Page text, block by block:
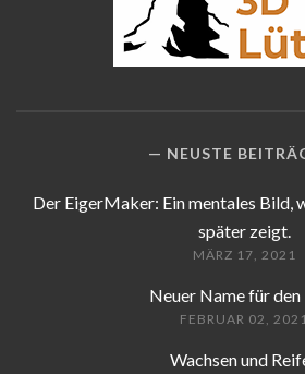
NEUSTE
Der EigerMaker: Ein mentales Bild,
später zeigt.
MÄRZ 17, 2021
Neuer Name für
FEBRUAR 02,
Wachsen und